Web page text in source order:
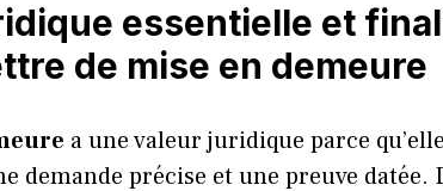
essentielle et
de mise en demeure
a une valeur juridique parce
demande précise et une preuve datée.